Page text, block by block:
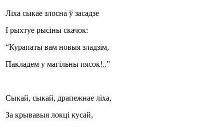
Ліха сыкае злосна ў засадзе
І рыхтуе рысіны скачок:
“Курапаты вам новыя зладзім,
Пакладем у магільны пясок!..”
Сыкай, сыкай, драпежнае ліха,
За крывавыя локці кусай,